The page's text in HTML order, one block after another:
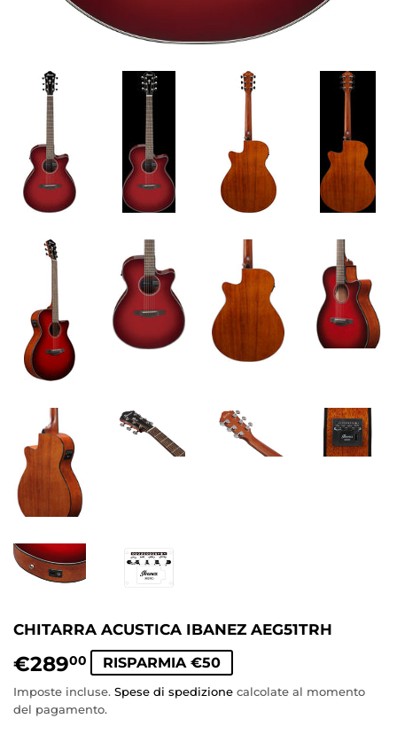
CHITARRA ACUSTICA IBANEZ AEG51TRH
€28900 €289,00
RISPARMIA €50
Imposte incluse. Spese di spedizione calcolate al momento
del pagamento.